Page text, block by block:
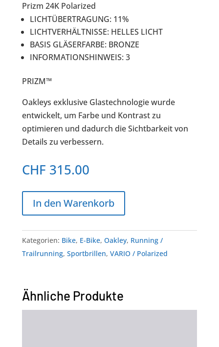
Prizm 24K Polarized
LICHTÜBERTRAGUNG: 11%
LICHTVERHÄLTNISSE: HELLES LICHT
BASIS GLÄSERFARBE: BRONZE
INFORMATIONSHINWEIS: 3
PRIZM™
Oakleys exklusive Glastechnologie wurde
entwickelt, um Farbe und Kontrast zu
optimieren und dadurch die Sichtbarkeit von
Details zu verbessern.
CHF 315.00
In den Warenkorb
Kategorien: Bike, E-Bike, Oakley, Running /
Trailrunning, Sportbrillen, VARIO / Polarized
Ähnliche Produkte